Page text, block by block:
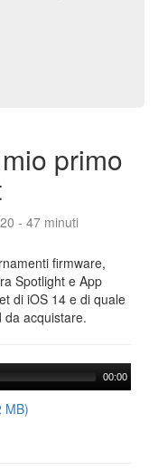
primo
- 47 minuti
firmware,
Spotlight e App
di iOS 14 e di quale
da acquistare.
00:00
MB)